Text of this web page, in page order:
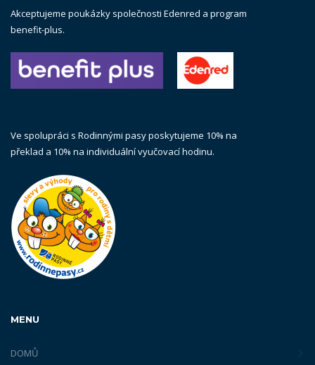
Akceptujeme poukázky společnosti Edenred a program
benefit-plus.
Ve spolupráci s Rodinnými pasy poskytujeme 10% na
překlad a 10% na individuální vyučovací hodinu.
MENU
DOMŮ